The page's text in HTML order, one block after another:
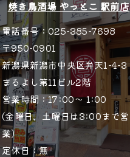
焼き鳥酒場 やっとこ 駅前店
電話番号：025-385-7698
〒950-0901
新潟県新潟市中央区弁天1-4−3
まるよし第11ビル2階
営業時間：17:00〜 1:00
(金曜日、土曜日は3:00まで営
業)
定休日：無